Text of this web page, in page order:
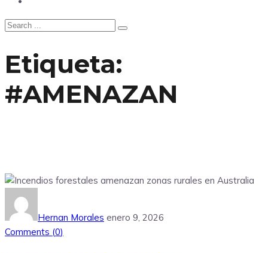
Etiqueta:
#AMENAZAN
Hernan Morales enero 9, 2026
Comments (0)